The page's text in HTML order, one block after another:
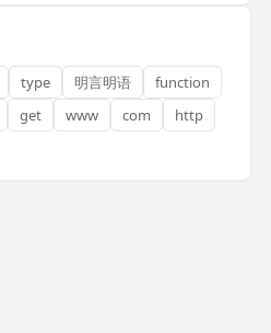
type 明言明语
function
get www com
http